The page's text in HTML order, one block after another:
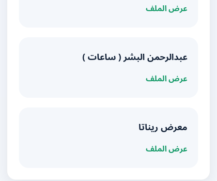
عرض الملف
عبدالرحمن البشر ( ساعات )
عرض الملف
معرض ريناتا
عرض الملف